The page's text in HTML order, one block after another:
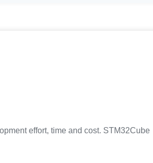
effort, time and cost. STM32Cube